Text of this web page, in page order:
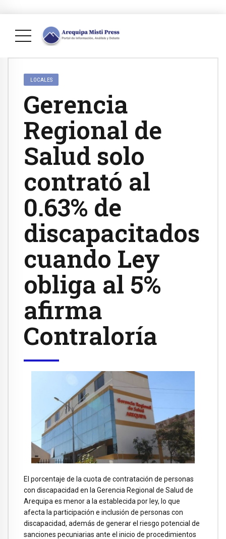
LOCALES
Gerencia
Regional de
Salud solo
contrató al
0.63% de
discapacitados
cuando Ley
obliga al 5%
afirma
Contraloría
El porcentaje de la cuota de contratación de personas
con discapacidad en la Gerencia Regional de Salud de
Arequipa es menor a la establecida por ley, lo que
afecta la participación e inclusión de personas con
discapacidad, además de generar el riesgo potencial de
sanciones pecuniarias ante el inicio de procedimientos